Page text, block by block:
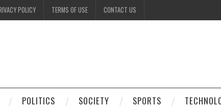
POLICY TERMS OF USE CONTACT US
POLITICS SOCIETY SPORTS